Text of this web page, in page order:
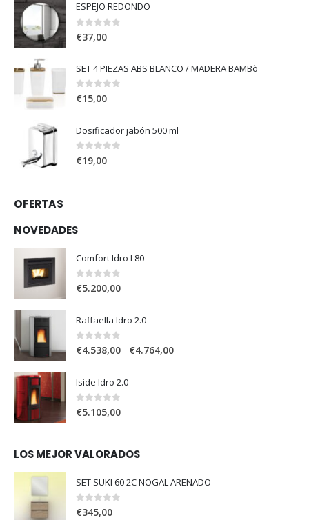
ESPEJO REDONDO
0out of 5
€37,00
SET 4 PIEZAS ABS BLANCO / MADERA BAMBò
0 out of 5
€15,00
Dosificador jabón 500 ml
0 out of 5
€19,00
OFERTAS
NOVEDADES
Comfort Idro L80
0out of 5
€5.200,00
Raffaella Idro 2.0
0 out of 5
€4.538,00– €4.764,00
Iside Idro 2.0
0out of 5
€5.105,00
LOS MEJOR VALORADOS
SET SUKI 60 2C NOGAL ARENADO
0out of 5
€345,00